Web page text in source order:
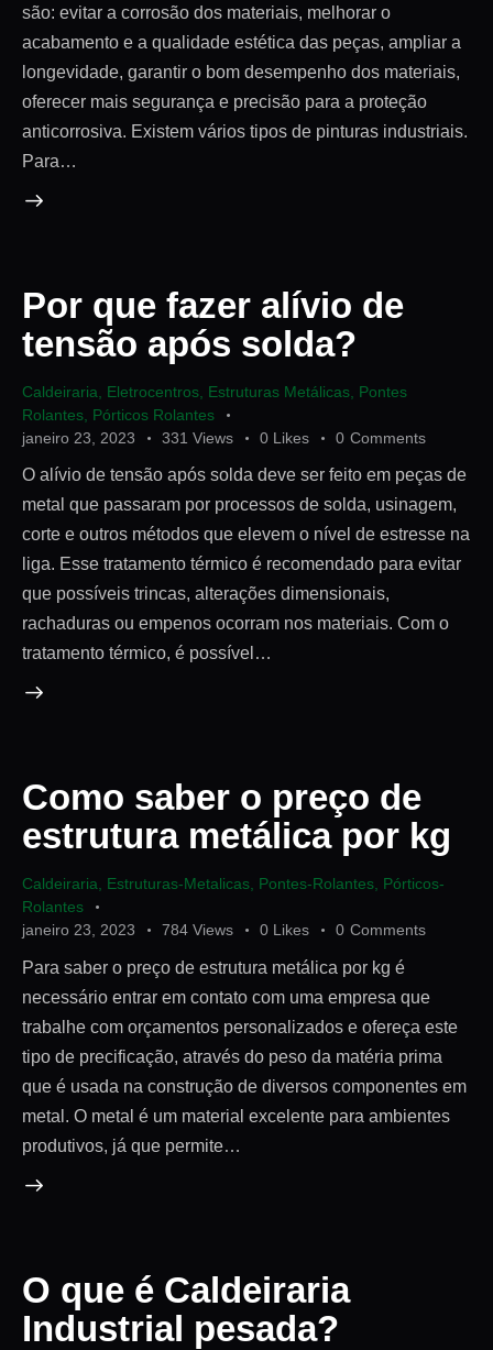
são: evitar a corrosão dos materiais, melhorar o
acabamento e a qualidade estética das peças, ampliar a
longevidade, garantir o bom desempenho dos materiais,
oferecer mais segurança e precisão para a proteção
anticorrosiva. Existem vários tipos de pinturas industriais.
Para…
Por que fazer alívio de
tensão após solda?
Caldeiraria Eletrocentros Estruturas Metálicas Pontes
Rolantes Pórticos Rolantes
janeiro 23, 2023
331 Views 0 Likes 0 Comments
O alívio de tensão após solda deve ser feito em peças de
metal que passaram por processos de solda, usinagem,
corte e outros métodos que elevem o nível de estresse na
liga. Esse tratamento térmico é recomendado para evitar
que possíveis trincas, alterações dimensionais,
rachaduras ou empenos ocorram nos materiais. Com o
tratamento térmico, é possível…
Como saber o preço de
estrutura metálica por kg
Caldeiraria, Estruturas-Metalicas, Pontes-Rolantes, Pórticos-
Rolantes
janeiro 23, 2023
784 Views 0 Likes 0 Comments
Para saber o preço de estrutura metálica por kg é
necessário entrar em contato com uma empresa que
trabalhe com orçamentos personalizados e ofereça este
tipo de precificação, através do peso da matéria prima
que é usada na construção de diversos componentes em
metal. O metal é um material excelente para ambientes
produtivos, já que permite…
O que é Caldeiraria
Industrial pesada?